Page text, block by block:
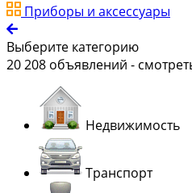
Приборы и аксессуары
Выберите категорию
20 208 объявлений -
Недвижимость
Транспорт